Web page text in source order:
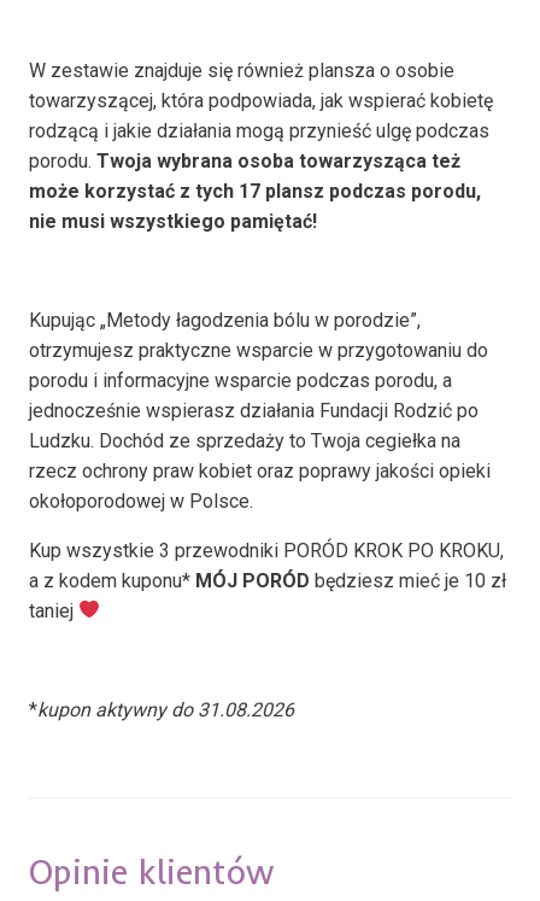
W zestawie znajduje się również plansza o osobie
towarzyszącej, która podpowiada, jak wspierać kobietę
rodzącą i jakie działania mogą przynieść ulgę podczas
porodu. Twoja wybrana osoba towarzysząca też
może korzystać z tych 17 plansz podczas porodu,
nie musi wszystkiego pamiętać!
Kupując „Metody łagodzenia bólu w porodzie”,
otrzymujesz praktyczne wsparcie w przygotowaniu do
porodu i informacyjne wsparcie podczas porodu, a
jednocześnie wspierasz działania Fundacji Rodzić po
Ludzku. Dochód ze sprzedaży to Twoja cegiełka na
rzecz ochrony praw kobiet oraz poprawy jakości opieki
okołoporodowej w Polsce.
Kup wszystkie 3 przewodniki PORÓD KROK PO KROKU,
a z kodem kuponu* MÓJ PORÓD będziesz mieć je 10 zł
taniej
*kupon aktywny do 31.08.2026
Opinie klientów